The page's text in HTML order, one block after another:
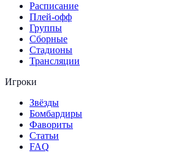
Расписание
Плей-офф
Группы
Сборные
Стадионы
Трансляции
Игроки
Звёзды
Бомбардиры
Фавориты
Статьи
FAQ